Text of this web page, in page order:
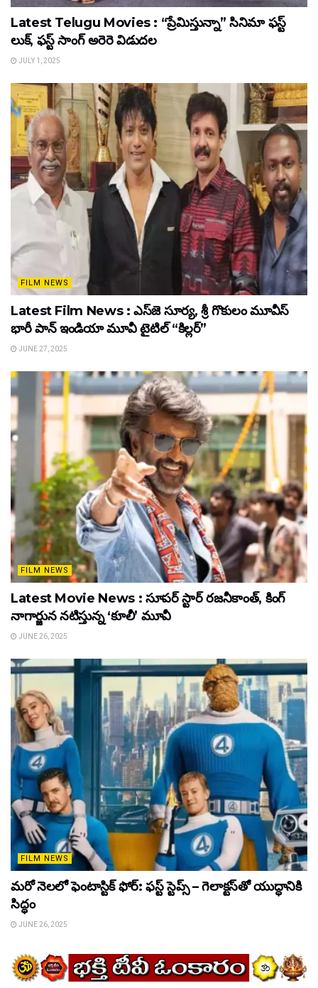
Latest Telugu Movies : “ప్రేమిస్తున్నా” సినిమా ఫస్ట్
లుక్, ఫస్ట్ సాంగ్ అరెరె విడుదల
JULY 1, 2025
FILM NEWS
Latest Film News : ఎస్‌జె సూర్య, శ్రీ గొకులం మూవీస్‌
భారీ పాన్‌ ఇండియా మూవీ టైటిల్ “కిల్లర్”
JUNE 27, 2025
FILM NEWS
Latest Movie News : సూపర్ స్టార్ రజనీకాంత్, కింగ్
నాగార్జున నటిస్తున్న ‘కూలీ’ మూవీ
JUNE 26, 2025
FILM NEWS
మరో నెలలో ఫెంటాస్టిక్ ఫోర్: ఫస్ట్ స్టెప్స్ – గెలాక్టస్‌తో యుద్ధానికి
సిద్ధం
JUNE 26, 2025